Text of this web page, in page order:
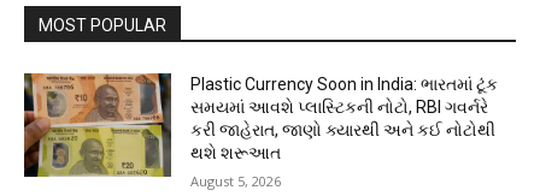
MOST POPULAR
Plastic Currency Soon in India: ભારતમાં ટૂંક
સમયમાં આવશે પ્લાસ્ટિકની નોટો, RBI ગવર્નરે
કરી જાહેરાત, જાણો ક્યારથી અને કઈ નોટોથી
થશે શરૂઆત
August 5, 2026